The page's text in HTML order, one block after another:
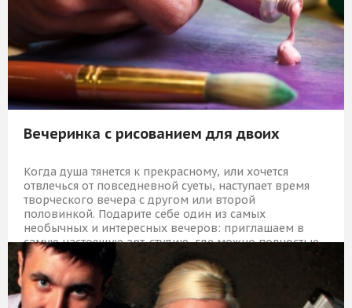
Вечеринка с рисованием для двоих
Когда душа тянется к прекрасному, или хочется
отвлечься от повседневной суеты, наступает время
творческого вечера с другом или второй
половинкой. Подарите себе один из самых
необычных и интересных вечеров: приглашаем в
самую настоящую арт-студию, где можно полностью
раскрыть свой творческий потенциал и отлично
провести вечер в компании с близким человеком,
мольбертом, кистями, красками и бокалом вина.
5 409 Р КУПИТЬ